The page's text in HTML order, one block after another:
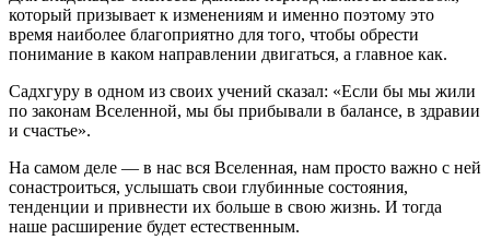
который призывает к изменениям и именно поэтому это
время наиболее благоприятно для того, чтобы обрести
понимание в каком направлении двигаться, а главное как.
Садхгуру в одном из своих учений сказал: «Если бы мы жили
по законам Вселенной, мы бы прибывали в балансе, в здравии
и счастье».
На самом деле — в нас вся Вселенная, нам просто важно с ней
сонастроиться, услышать свои глубинные состояния,
тенденции и привнести их больше в свою жизнь. И тогда
наше расширение будет естественным.